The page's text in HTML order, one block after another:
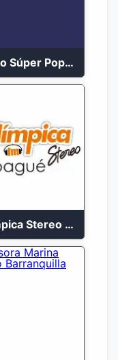
Radio Súper Popayán en vivo 2023
Olimpica Stereo Ibagué 94.3 FM